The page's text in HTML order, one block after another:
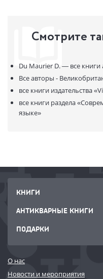
Jealous of his marriage,
cousin's widow with hatred in
estate, Rachel seems to be a
in Ambrose's letters. Beautiful,
cannot help but feel drawn to
And yet, questions still linger:
Смотрите
Du Maurier D. — все книги
Все авторы -
все книги издательства
все книги раздела
языке»
КНИГИ
АНТИКВАРНЫЕ КНИГИ
ПОДАРКИ
О нас
Новости и мероприятия